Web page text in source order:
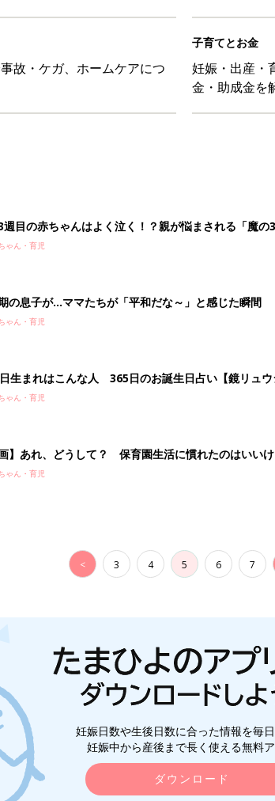
故・ケガ、ホームケアにつ
子育てとお金
妊娠・出産・
金・助成金を
週目の赤ちゃんはよく泣く！？親が悩まされる「魔
当？【専門家】
ゃん・育児
の息子が...ママたちが「平和だな～」と感じた瞬間
ゃん・育児
生まれはこんな人 365日のお誕生日占い【鏡リュウ
ゃん・育児
画】あれ、どうして？ 保育園生活に慣れたのはいい
……！『ふうふう子育て ＃91』
ゃん・育児
< 3 4 5 6 7
妊娠日数や生後日数に合った情報を毎
妊娠中から産後まで長く使える無料
ダウンロード